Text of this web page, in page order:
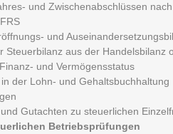
und Zwischenabschlüssen
und
Steuerbilanz aus der
und Vermögensstatus
der Lohn- und Gehaltsbuchhaltung
Gutachten zu steuerlichen
Betriebsprüfungen